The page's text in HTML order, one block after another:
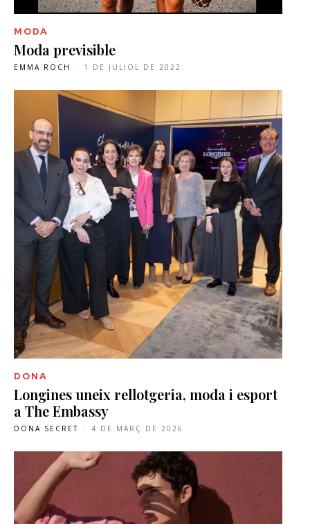
MODA
Moda previsible
EMMA ROCH - 1 DE JULIOL DE 2022
DONA
Longines uneix rellotgeria, moda i esport
a The Embassy
DONA SECRET - 4 DE MARÇ DE 2026